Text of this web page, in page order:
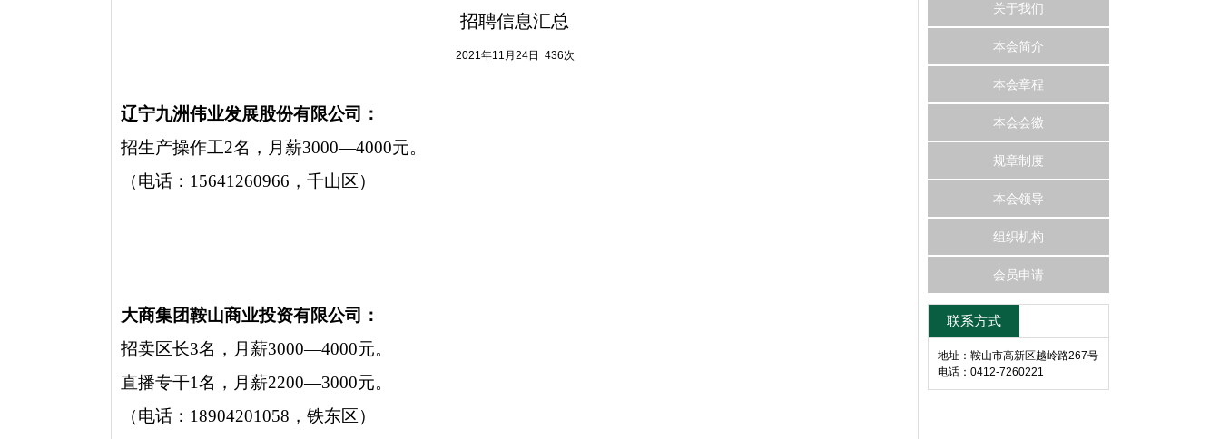
招聘信息汇总
2021年11月24日 436次
辽宁九洲伟业发展股份有限公司：
招生产操作工2名，月薪3000—4000元。
（电话：15641260966，千山区）
大商集团鞍山商业投资有限公司：
招卖区长3名，月薪3000—4000元。
直播专干1名，月薪2200—3000元。
（电话：18904201058，铁东区）
关于我们
本会简介
本会章程
本会会徽
规章制度
本会领导
组织机构
会员申请
联系方式
地址：鞍山市高新区越岭路267号
电话：0412-7260221